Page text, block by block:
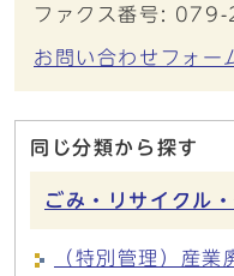
ファクス番号:
お問い合わせフォー
同じ分類から探す
ごみ・リサイクル
（特別管理）産